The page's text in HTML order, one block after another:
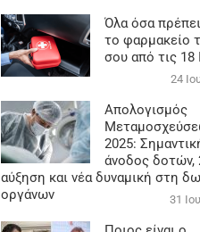
Όλα όσα
το φαρμακείο
σου από τις 18
24
Απολογισμός
2025:
άνοδος δοτών,
αύξηση και νέα δυναμική στη
οργάνων
31